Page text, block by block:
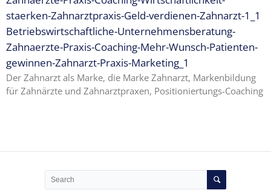
staerken-Zahnarztpraxis-Geld-verdienen-Zahnarzt-1_1
Betriebswirtschaftliche-Unternehmensberatung-
Zahnaerzte-Praxis-Coaching-Mehr-Wunsch-Patienten-
gewinnen-Zahnarzt-Praxis-Marketing_1
Der Zahnarzt als Marke, die Marke Zahnarzt, Markenbildung
für Zahnärzte und Zahnarztpraxen, Positioniertungs-Coaching
Blockaden
und
Widerstände
angestellter
Zahnärzte
Blog